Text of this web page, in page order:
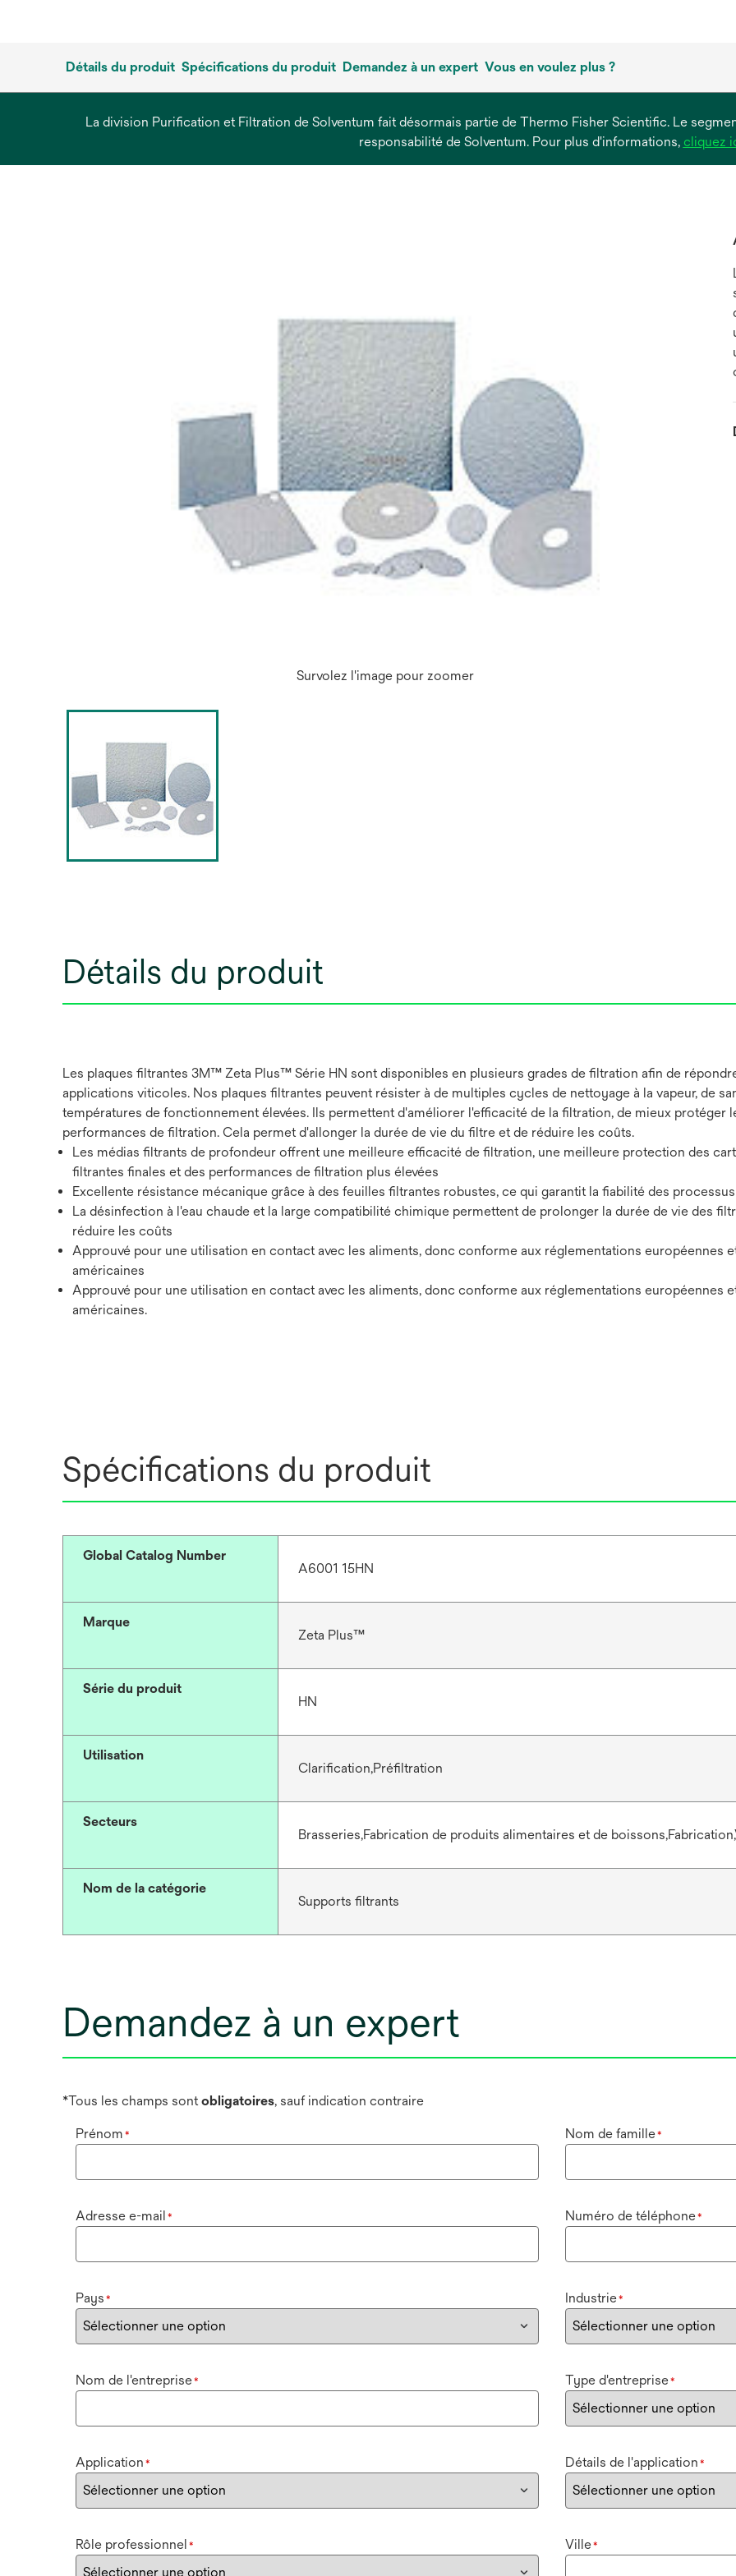
Détails du produit Spécifications du produit Demandez à un expert Vous en voulez plus ?
La division Purification et Filtration de Solventum fait désormais partie de Thermo Fisher Scientific. Le
responsabilité de Solventum. Pour plus d'informations, cliquez
Survolez l'image pour zoomer
Détails du produit
Les plaques filtrantes 3M™ Zeta Plus™ Série HN sont disponibles en plusieurs grades de filtration afin de
applications viticoles. Nos plaques filtrantes peuvent résister à de multiples cycles de nettoyage à la vapeur, de
températures de fonctionnement élevées. Ils permettent d'améliorer l'efficacité de la filtration, de mieux protéger
performances de filtration. Cela permet d'allonger la durée de vie du filtre et de réduire les coûts.
Les médias filtrants de profondeur offrent une meilleure efficacité de filtration, une meilleure protection des
filtrantes finales et des performances de filtration plus élevées
Excellente résistance mécanique grâce à des feuilles filtrantes robustes, ce qui garantit la fiabilité des processus
La désinfection à l'eau chaude et la large compatibilité chimique permettent de prolonger la durée de vie des
réduire les coûts
Approuvé pour une utilisation en contact avec les aliments, donc conforme aux réglementations européennes
américaines
Approuvé pour une utilisation en contact avec les aliments, donc conforme aux réglementations européennes
américaines.
Spécifications du produit
Global Catalog Number
A6001 15HN
Marque
Zeta Plus™
Série du produit
HN
Utilisation
Clarification,Préfiltration
Secteurs
Brasseries,Fabrication de produits alimentaires et de
Nom de la catégorie
Supports filtrants
Demandez à un expert
*Tous les champs sontobligatoires, sauf indication contraire
Prénom * Nom de famille*
Adresse e-mail * Numéro de téléphone*
Pays * Industrie*
Nom de l'entreprise* Type d'entreprise*
Application * Détails de l'application *
Rôle professionnel * Ville*